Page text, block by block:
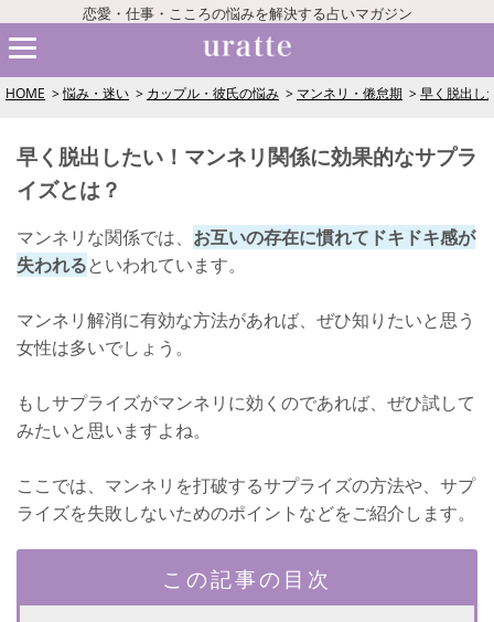
恋愛・仕事・こころの悩みを解決する占いマガジン
HOME 悩み・迷い カップル・彼氏の悩み マンネリ・倦怠期 早く脱出し
早く脱出したい！マンネリ関係に効果的なサプラ
イズとは？
マンネリな関係では、 お互いの存在に慣れてドキドキ感が
失われるといわれています。
マンネリ解消に有効な方法があれば、ぜひ知りたいと思う
女性は多いでしょう。
もしサプライズがマンネリに効くのであれば、ぜひ試して
みたいと思いますよね。
ここでは、マンネリを打破するサプライズの方法や、サプ
ライズを失敗しないためのポイントなどをご紹介します。
この記事の目次